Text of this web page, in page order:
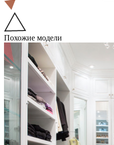
Похожие модели